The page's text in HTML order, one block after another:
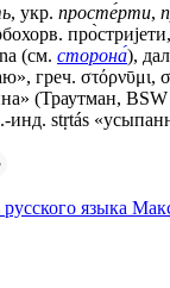
, укр. просте́рти,
(см. сторона́),
греч.
(Траутман,
stṛtás
языка